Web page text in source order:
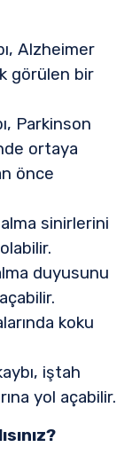
Alzheimer
görülen bir
Parkinson
ortaya
önce
sinirlerini
duyusunu
koku
iştah
yol açabilir.